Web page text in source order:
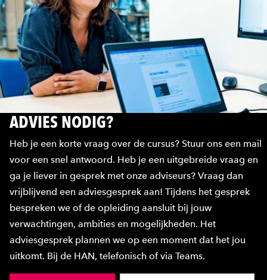
ADVIES NODIG?
Heb je een korte vraag over de cursus? Stuur ons een mail
voor een snel antwoord. Heb je een uitgebreide vraag en
ga je liever in gesprek met onze adviseurs? Vraag dan
vrijblijvend een adviesgesprek aan! Tijdens het gesprek
bespreken we of de opleiding aansluit bij jouw
verwachtingen, ambities en mogelijkheden. Het
adviesgesprek plannen we op een moment dat het jou
uitkomt. Bij de HAN, telefonisch of via Teams.